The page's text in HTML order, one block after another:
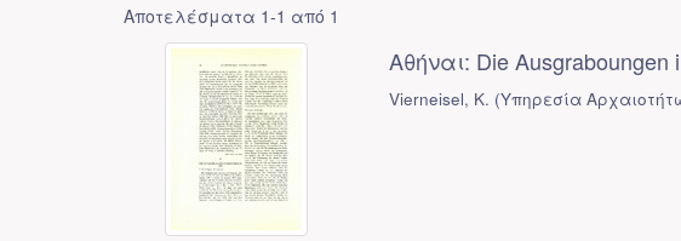
Αποτελέσματα 1-1 από 1
Αθήναι: Die Ausgraboungen
Vierneisel, K. (Υπηρεσία